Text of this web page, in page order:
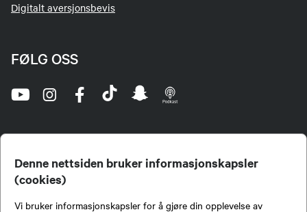
Denne nettsiden bruker informasjonskapsler
(cookies)
Vi bruker informasjonskapsler for å gjøre din opplevelse av
Digitalt aversjonsbevis
FØLG OSS
jegere og sportsfiskere og et av de viktigste miljøene for formidling av kunnskap om jakt og